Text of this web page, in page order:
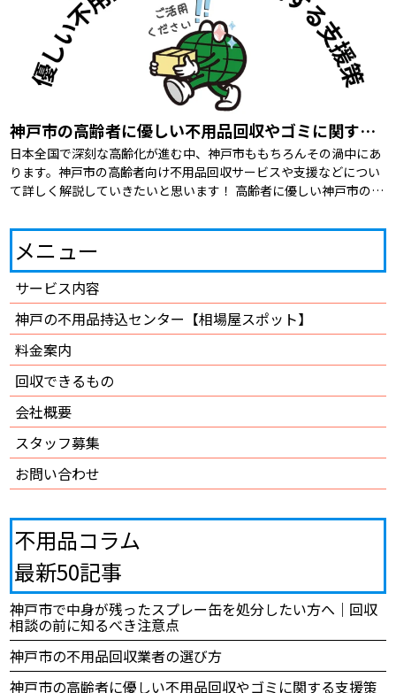
神戸市の高齢者に優しい不用品回収やゴミに関する支援策を紹介
日本全国で深刻な高齢化が進む中、神戸市ももちろんその渦中にあ
ります。神戸市の高齢者向け不用品回収サービスや支援などについ
て詳しく解説していきたいと思います！ 高齢者に優しい神戸市の支
メニュー
サービス内容
神戸の不用品持込センター【相場屋スポット】
料金案内
回収できるもの
会社概要
スタッフ募集
お問い合わせ
不用品コラム
最新50記事
神戸市で中身が残ったスプレー缶を処分したい方へ｜回収
相談の前に知るべき注意点
神戸市の不用品回収業者の選び方
神戸市の高齢者に優しい不用品回収やゴミに関する支援策